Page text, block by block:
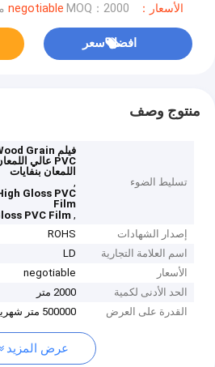
الأسعار：negotiable MOQ：2000 متر
افضل سعر
منتوج وصف
تسليط الضوء
اللمعان بنفايات
,
Gloss PVC
Film
,
PVC Film
إصدار الشهادات
ROHS
اسم العلامة التجارية
LD
الأسعار
negotiable
الحد الأدنى لكمية
2000 متر
القدرة على العرض
500000 متر شهريا
عرض المزيد